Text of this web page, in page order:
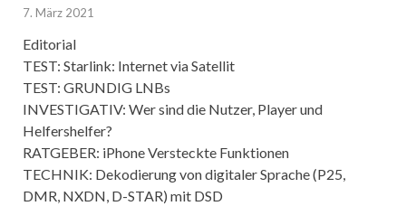
7. März 2021
Editorial
TEST: Starlink: Internet via Satellit
TEST: GRUNDIG LNBs
INVESTIGATIV: Wer sind die Nutzer, Player und
Helfershelfer?
RATGEBER: iPhone Versteckte Funktionen
TECHNIK: Dekodierung von digitaler Sprache (P25,
DMR, NXDN, D-STAR) mit DSD